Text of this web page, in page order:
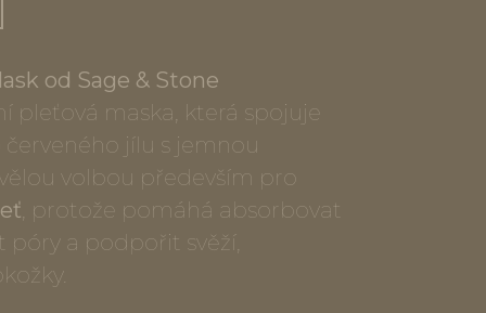
od Sage & Stone
pleťová maska, která spojuje
jílu s jemnou
volbou především pro
, protože pomáhá absorbovat
póry a podpořit svěží,